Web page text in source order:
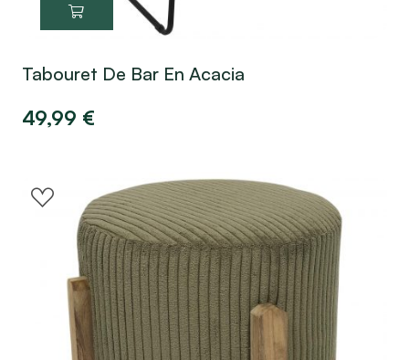
Tabouret De Bar En Acacia
49,99 €